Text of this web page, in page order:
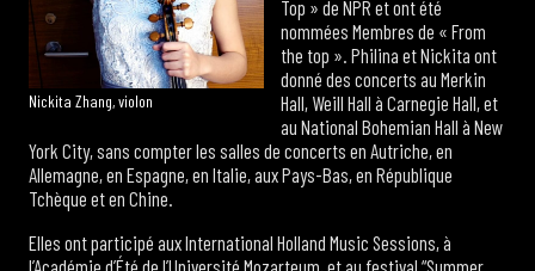
Nickita Zhang, violon
Top » de NPR et ont été
nommées Membres de « From
the top ». Philina et Nickita ont
donné des concerts au Merkin
Hall, Weill Hall à Carnegie Hall, et
au National Bohemian Hall à New
York City, sans compter les salles de concerts en Autriche, en
Allemagne, en Espagne, en Italie, aux Pays-Bas, en République
Tchèque et en Chine.
Elles ont participé aux International Holland Music Sessions, à